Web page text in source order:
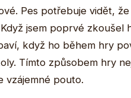
Pes potřebuje vidět,
jsem poprvé zkoušel
když ho během hry
Tímto způsobem hry
vzájemné pouto.